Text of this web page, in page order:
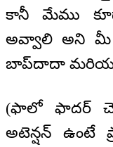
కానీ మేము
అవ్వాలి అని మీ
బాప్‌దాదా మరియు
(ఫాలో ఫాదర్
అటెన్షన్ ఉంటే